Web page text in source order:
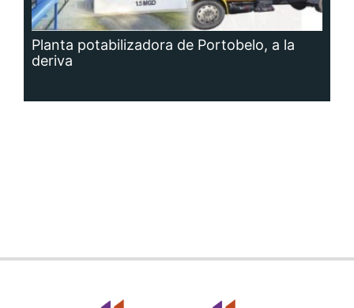
Planta potabilizadora de Portobelo, a la
deriva